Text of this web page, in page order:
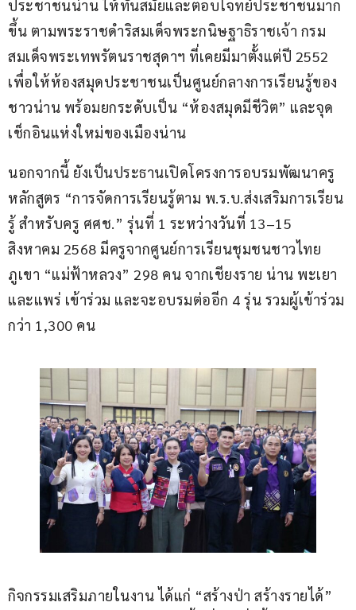
ประชาชนน่าน ให้ทันสมัยและตอบโจทย์ประชาชนมาก
ขึ้น ตามพระราชดำริสมเด็จพระกนิษฐาธิราชเจ้า กรม
สมเด็จพระเทพรัตนราชสุดาฯ ที่เคยมีมาตั้งแต่ปี 2552
เพื่อให้ห้องสมุดประชาชนเป็นศูนย์กลางการเรียนรู้ของ
ชาวน่าน พร้อมยกระดับเป็น “ห้องสมุดมีชีวิต” และจุด
เช็กอินแห่งใหม่ของเมืองน่าน
นอกจากนี้ ยังเป็นประธานเปิดโครงการอบรมพัฒนาครู
หลักสูตร “การจัดการเรียนรู้ตาม พ.ร.บ.ส่งเสริมการเรียน
รู้ สำหรับครู ศศช.” รุ่นที่ 1 ระหว่างวันที่ 13–15
สิงหาคม 2568 มีครูจากศูนย์การเรียนชุมชนชาวไทย
ภูเขา “แม่ฟ้าหลวง” 298 คน จากเชียงราย น่าน พะเยา
และแพร่ เข้าร่วม และจะอบรมต่ออีก 4 รุ่น รวมผู้เข้าร่วม
กว่า 1,300 คน
กิจกรรมเสริมภายในงาน ได้แก่ “สร้างป่า สร้างรายได้”